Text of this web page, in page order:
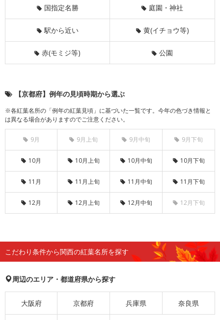
国指定名勝 庭園・神社
駅から近い 黄(イチョウ等)
赤(モミジ等) 公園
【京都府】例年の見頃時期から選ぶ
※各紅葉名所の「例年の紅葉見頃」に基づいた一覧です。今年の色づき情報と
は異なる場合がありますのでご注意ください。
9月 9月上旬 9月中旬 9月下旬
10月 10月上旬 10月中旬 10月下旬
11月 11月上旬 11月中旬 11月下旬
12月 12月上旬 12月中旬 12月下旬
こだわり条件から関西の紅葉名所を探す
周辺のエリア・都道府県から探す
大阪府 京都府 兵庫県 奈良県